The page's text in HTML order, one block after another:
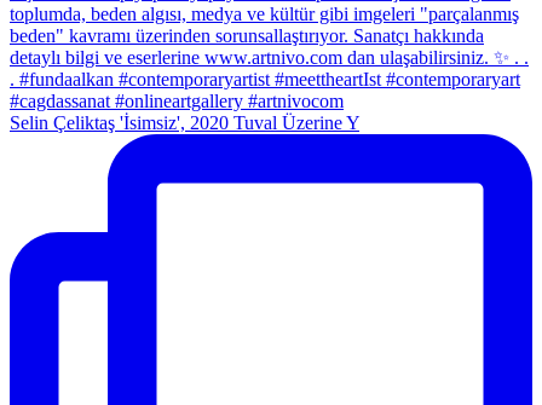
Selin Çeliktaş 'İsimsiz', 2020 Tuval Üzerine Y